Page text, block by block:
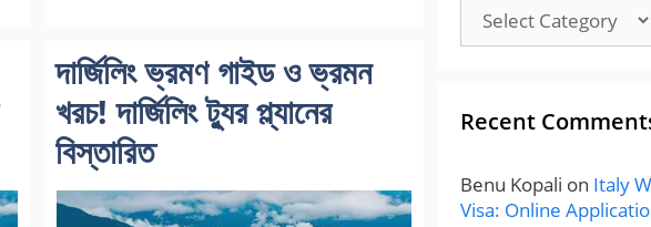
দার্জিলিং ভ্রমণ গাইড ও ভ্রমন
খরচ! দার্জিলিং ট্যুর প্ল্যানের
বিস্তারিত
Recent
Benu Kopali on Italy
Visa: Online